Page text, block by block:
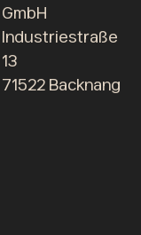
GmbH
Industriestraße
13
71522 Backnang